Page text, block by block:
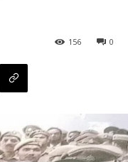
0
156